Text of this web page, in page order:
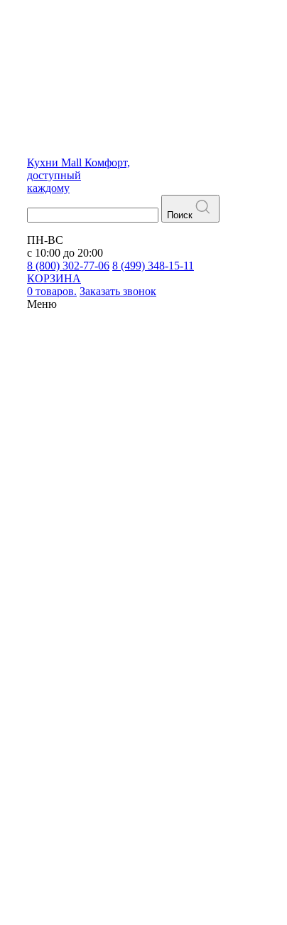
Кухни Mall Комфорт,
доступный
каждому
Поиск
ПН-ВС
с 10:00 до 20:00
8 (800) 302-77-06 8 (499) 348-15-11
КОРЗИНА
0 товаров. Заказать звонок
Меню